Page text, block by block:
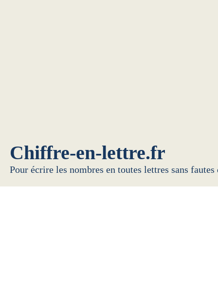
Chiffre-en-lettre.fr
Pour écrire les nombres en toutes lettres sans